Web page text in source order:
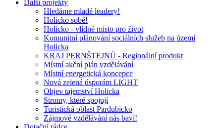
Další projekty
Hledáme mladé leadery!
Holicko sobě!
Holicko - vlídné místo pro život
Komunitní plánování sociálních služeb na území
Holicka
KRAJ PERNŠTEJNŮ - Regionální produkt
Místní akční plán vzdělávání
Místní energetická koncepce
Nová zelená úsporám LIGHT
Objev tajemství Holicka
Stromy, které spojují
Turistická oblast Pardubicko
Zájmové vzdělávání nás baví!